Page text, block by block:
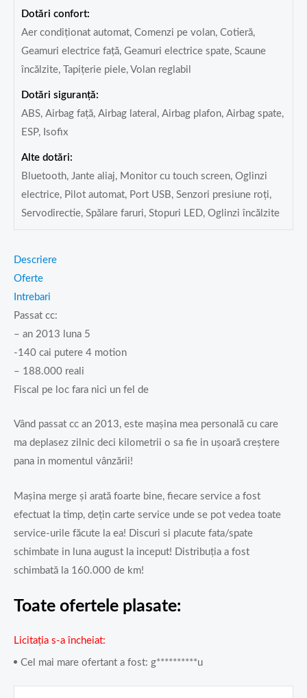
Dotări confort:
Aer condiționat automat, Comenzi pe volan, Cotieră,
Geamuri electrice față, Geamuri electrice spate, Scaune
încălzite, Tapițerie piele, Volan reglabil
Dotări siguranță:
ABS, Airbag față, Airbag lateral, Airbag plafon, Airbag spate,
ESP, Isofix
Alte dotări:
Bluetooth, Jante aliaj, Monitor cu touch screen, Oglinzi
electrice, Pilot automat, Port USB, Senzori presiune roți,
Servodirectie, Spălare faruri, Stopuri LED, Oglinzi încălzite
Descriere
Oferte
Intrebari
Passat cc:
– an 2013 luna 5
-140 cai putere 4 motion
– 188.000 reali
Fiscal pe loc fara nici un fel de
Vând passat cc an 2013, este mașina mea personală cu care
ma deplasez zilnic deci kilometrii o sa fie in ușoară creștere
pana in momentul vânzării!
Mașina merge și arată foarte bine, fiecare service a fost
efectuat la timp, dețin carte service unde se pot vedea toate
service-urile făcute la ea! Discuri si placute fata/spate
schimbate in luna august la inceput! Distribuția a fost
schimbată la 160.000 de km!
Toate ofertele plasate:
Licitația s-a încheiat
Cel mai mare ofertant a fost: g**********u